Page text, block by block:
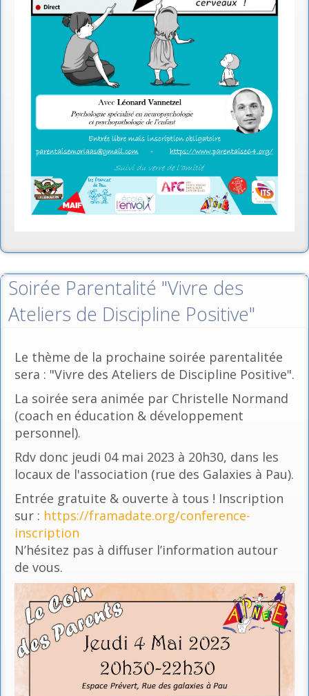
Soirée Parentalité "Vivre des
Ateliers de Discipline Positive"
Le thème de la prochaine soirée parentalitée
sera : "Vivre des Ateliers de Discipline Positive".
La soirée sera animée par Christelle Normand
(coach en éducation & développement
personnel).
Rdv donc jeudi 04 mai 2023 à 20h30, dans les
locaux de l'association (rue des Galaxies à Pau).
Entrée gratuite & ouverte à tous ! Inscription
sur : https://framadate.org/conference-
inscription
N’hésitez pas à diffuser l’information autour
de vous.